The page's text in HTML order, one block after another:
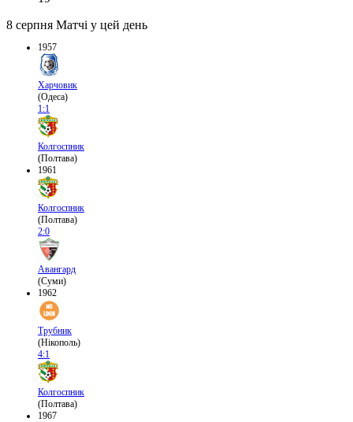
8 серпня Матчі у цей день
1957
Харчовик
(Одеса)
1:1
Колгоспник
(Полтава)
1961
Колгоспник
(Полтава)
2:0
Авангард
(Суми)
1962
Трубник
(Нікополь)
4:1
Колгоспник
(Полтава)
1967